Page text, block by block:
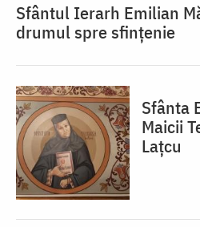
Sfântul Ierarh Emilian
drumul spre sfințenie
Sfânta
Maicii
Lațcu